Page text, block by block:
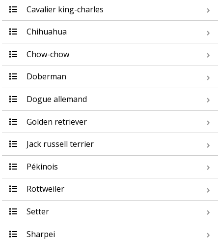
Cavalier king-charles
Chihuahua
Chow-chow
Doberman
Dogue allemand
Golden retriever
Jack russell terrier
Pékinois
Rottweiler
Setter
Sharpei